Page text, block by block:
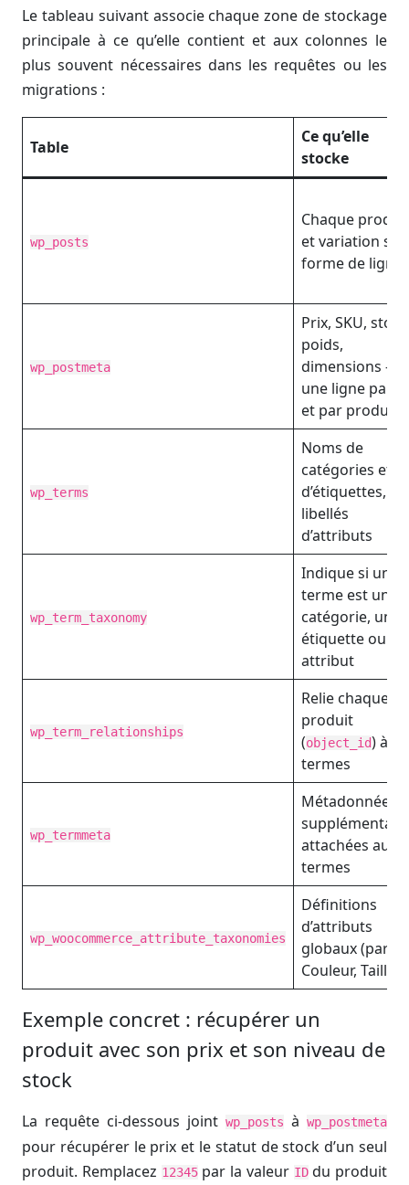
Le tableau suivant associe chaque zone de stockage
principale à ce qu’elle contient et aux colonnes le
plus souvent nécessaires dans les requêtes ou les
migrations :
Table
Ce qu’elle
stocke
wp_posts
Chaque produit
et variation
forme de ligne
wp_postmeta
Prix, SKU,
poids,
dimensions —
une ligne par
et par produit
wp_terms
Noms de
catégories et
d’étiquettes,
libellés
d’attributs
wp_term_taxonomy
Indique si un
terme est une
catégorie, une
étiquette ou un
attribut
wp_term_relationships
Relie chaque
produit
(object_id) à
termes
wp_termmeta
Métadonnées
attachées aux
termes
wp_woocommerce_attribute_taxonomies
Définitions
d’attributs
globaux (par
Couleur, Taille)
Exemple concret : récupérer un
produit avec son prix et son niveau de
stock
La requête ci-dessous joint wp_posts à wp_postmeta
pour récupérer le prix et le statut de stock d’un seul
produit. Remplacez 12345par la valeur IDdu produit